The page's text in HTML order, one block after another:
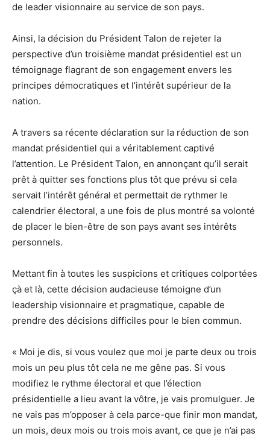
de leader visionnaire au service de son pays.
Ainsi, la décision du Président Talon de rejeter la
perspective d’un troisième mandat présidentiel est un
témoignage flagrant de son engagement envers les
principes démocratiques et l’intérêt supérieur de la
nation.
A travers sa récente déclaration sur la réduction de son
mandat présidentiel qui a véritablement captivé
l’attention. Le Président Talon, en annonçant qu’il serait
prêt à quitter ses fonctions plus tôt que prévu si cela
servait l’intérêt général et permettait de rythmer le
calendrier électoral, a une fois de plus montré sa volonté
de placer le bien-être de son pays avant ses intérêts
personnels.
Mettant fin à toutes les suspicions et critiques colportées
çà et là, cette décision audacieuse témoigne d’un
leadership visionnaire et pragmatique, capable de
prendre des décisions difficiles pour le bien commun.
« Moi je dis, si vous voulez que moi je parte deux ou trois
mois un peu plus tôt cela ne me gêne pas. Si vous
modifiez le rythme électoral et que l’élection
présidentielle a lieu avant la vôtre, je vais promulguer. Je
ne vais pas m’opposer à cela parce-que finir mon mandat,
un mois, deux mois ou trois mois avant, ce que je n’ai pas